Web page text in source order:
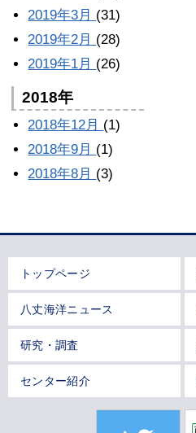
2019年3月 (31)
2019年2月 (28)
2019年1月 (26)
2018年
2018年12月 (1)
2018年9月 (1)
2018年8月 (3)
トップページ
八丈海洋ニュース
研究・調査
センター紹介